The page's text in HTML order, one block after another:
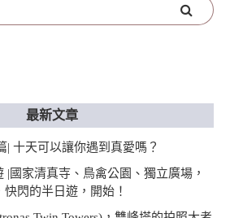
最新文章
| 十天可以讓你遇到真愛嗎？
|國家清真寺、鳥禽公園、獨立廣場，
閃的半日遊，開始！